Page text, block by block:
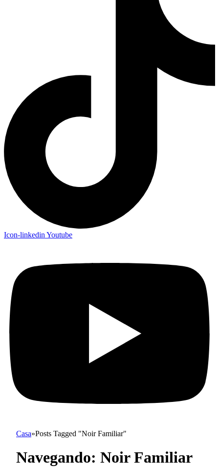
Icon-linkedin Youtube
Casa»Posts Tagged "Noir Familiar"
Navegando: Noir Familiar